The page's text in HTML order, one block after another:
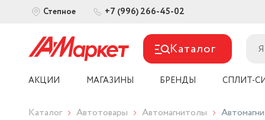
Степное +7 (996) 266-45-02
Каталог
АКЦИИ МАГАЗИНЫ БРЕНДЫ СПЛИТ-
Каталог Автотовары Автомагнитолы